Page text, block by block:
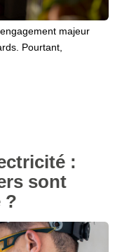
majeur
Pourtant,
:
sont
?